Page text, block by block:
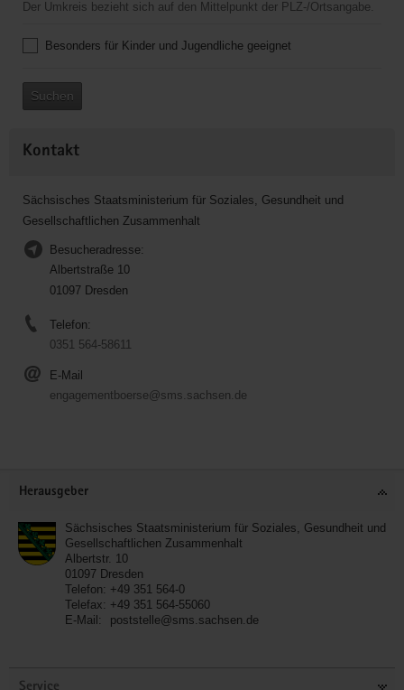
Der Umkreis bezieht sich auf den Mittelpunkt der PLZ-/Ortsangabe.
Besonders für Kinder und Jugendliche geeignet
Suchen
Kontakt
Sächsisches Staatsministerium für Soziales, Gesundheit und
Gesellschaftlichen Zusammenhalt
Besucheradresse:
Albertstraße 10
01097 Dresden
Telefon:
0351 564-58611
E-Mail
engagementboerse@sms.sachsen.de
Herausgeber
Sächsisches Staatsministerium für Soziales, Gesundheit und
Gesellschaftlichen Zusammenhalt
Albertstr. 10
01097 Dresden
Telefon: +49 351 564-0
Telefax: +49 351 564-55060
E-Mail:
poststelle@sms.sachsen.de
Service